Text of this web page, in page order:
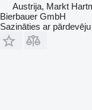
Austrija, Markt
Bierbauer GmbH
Sazināties ar pārdevēju